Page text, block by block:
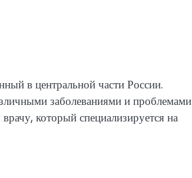
в центральной части России.
заболеваниями и проблемами
который специализируется на